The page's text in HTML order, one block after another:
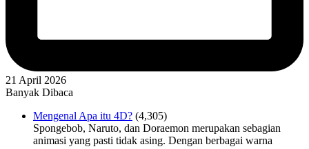
21 April 2026
Banyak Dibaca
Mengenal Apa itu 4D? (4,305)
Spongebob, Naruto, dan Doraemon merupakan sebagian
animasi yang pasti tidak asing. Dengan berbagai warna